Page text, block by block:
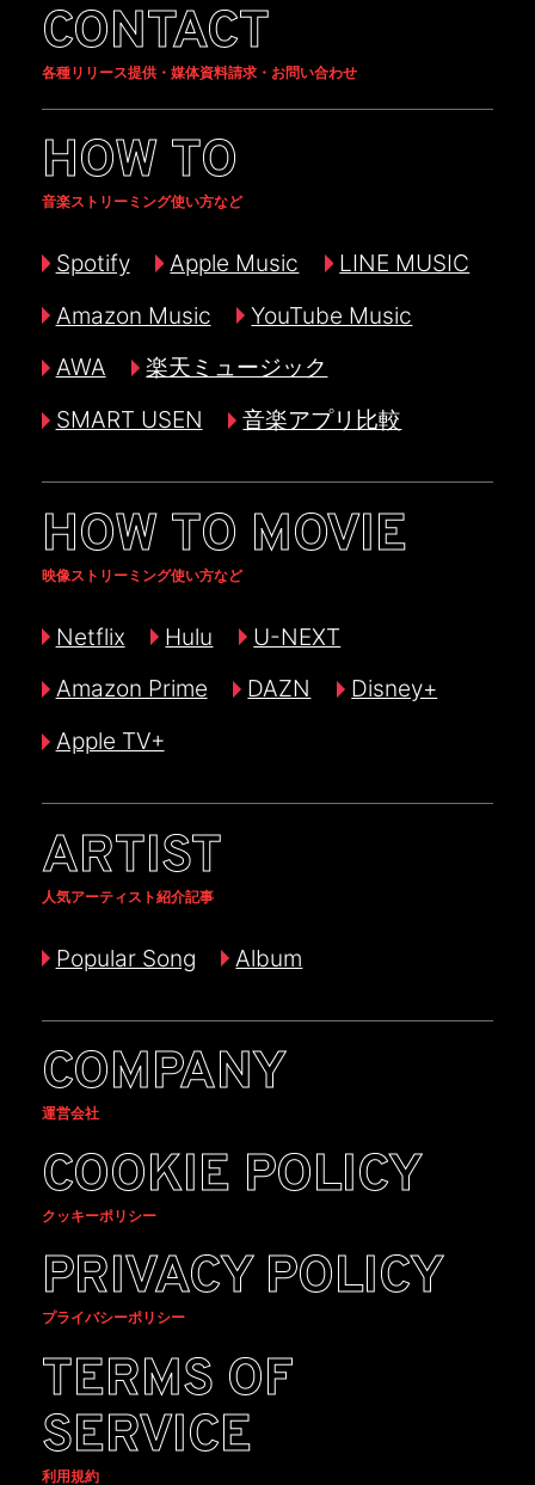
CONTACT
各種リリース提供・媒体資料請求・お問い合わせ
HOW TO
音楽ストリーミング使い方など
Spotify Apple Music
LINE MUSIC
Amazon Music
YouTube Music
AWA
楽天ミュージック
SMART USEN
音楽アプリ比較
HOW TO MOVIE
映像ストリーミング使い方など
Netflix Hulu
U-NEXT
Amazon Prime
DAZN
Disney+
Apple TV+
ARTIST
人気アーティスト紹介記事
Popular Song Album
COMPANY
運営会社
COOKIE POLICY
クッキーポリシー
PRIVACY POLICY
プライバシーポリシー
TERMS OF
SERVICE
利用規約